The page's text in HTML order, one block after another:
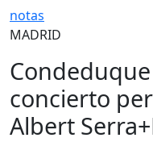
notas
MADRID
concierto
Albert